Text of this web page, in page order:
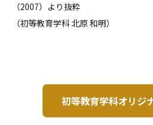
（2007）より抜粋
（初等教育学科 北原 和明）
初等教育学科オリジ